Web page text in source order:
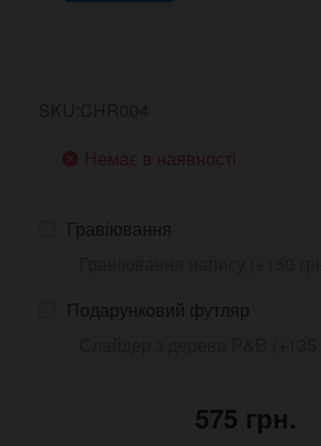
Немає в наявності
Гравіювання
Подарунковий футляр
575 грн.